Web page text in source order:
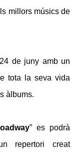
millors músics de
de juny amb un
tota la seva vida
àlbums.
” es podrà
repertori creat